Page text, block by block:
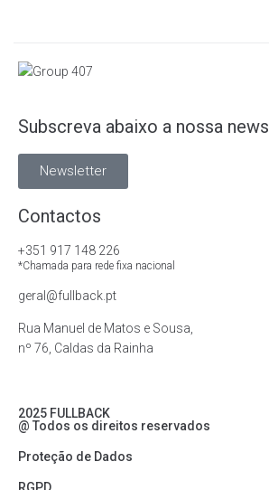
Contactos
+351 917 148 226
*Chamada para rede fixa nacional
geral@fullback.pt
Rua Manuel de Matos e Sousa,
nº 76, Caldas da Rainha
Subscreva abaixo a nossa
Newsletter
2025 FULLBACK
@ Todos os direitos reservados
Proteção de Dados